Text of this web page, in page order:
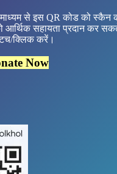
माध्यम से इस QR कोड को
आर्थिक सहायता प्रदान कर
क्लिक करें।
Now